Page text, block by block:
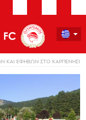
ΚΑΙ ΕΦΗΒΩΝ ΣΤΟ ΚΑΡΠΕΝΗΣΙ